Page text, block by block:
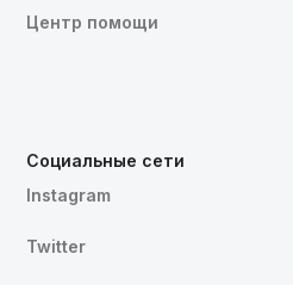
Центр помощи
Социальные сети
Instagram
Twitter